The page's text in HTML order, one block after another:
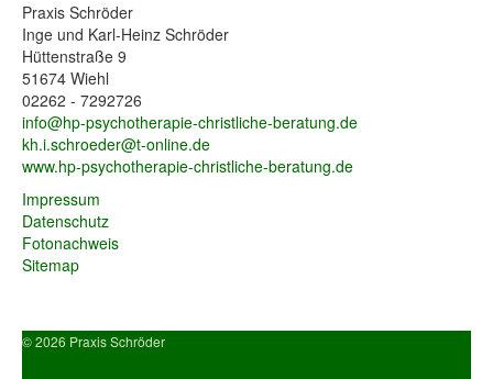
Praxis Schröder
Inge und Karl-Heinz Schröder
Hüttenstraße 9
51674 Wiehl
02262 - 7292726
info@hp-psychotherapie-christliche-beratung.de
kh.i.schroeder@t-online.de
www.hp-psychotherapie-christliche-beratung.de
Impressum
Datenschutz
Fotonachweis
Sitemap
© 2026 Praxis Schröder